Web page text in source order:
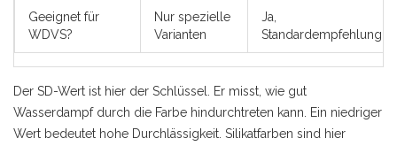
Geeignet für
WDVS?
Nur spezielle
Varianten
Ja,
Standardempfehlung
Der SD-Wert ist hier der Schlüssel. Er misst, wie gut
Wasserdampf durch die Farbe hindurchtreten kann. Ein niedriger
Wert bedeutet hohe Durchlässigkeit. Silikatfarben sind hier